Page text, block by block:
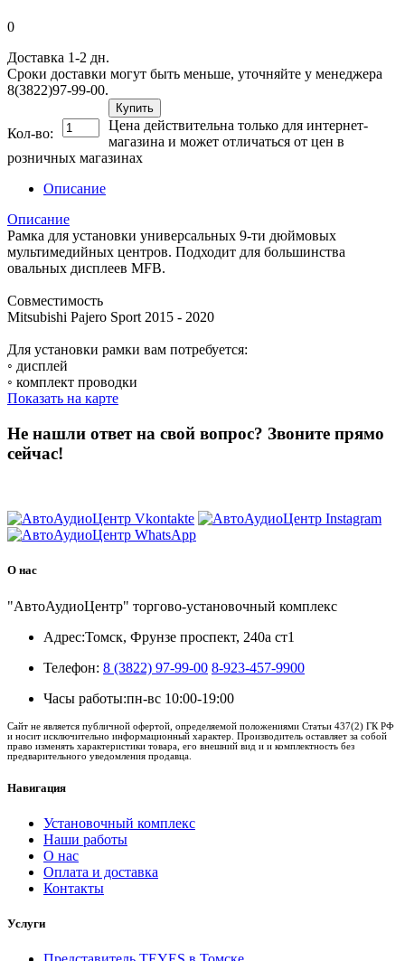
0
Доставка 1-2 дн.
Сроки доставки могут быть меньше, уточняйте у менеджера
8(3822)97-99-00.
Кол-во:
Купить
Цена действительна только для интернет-
магазина и может отличаться от цен в
розничных магазинах
Описание
Описание
Рамка для установки универсальных 9-ти дюймовых
мультимедийных центров. Подходит для большинства
овальных дисплеев MFB.
Совместимость
Mitsubishi Pajero Sport 2015 - 2020
Для установки рамки вам потребуется:
◦ дисплей
◦ комплект проводки
Показать на карте
Не нашли ответ на свой вопрос? Звоните прямо
сейчас!
О нас
"АвтоАудиоЦентр" торгово-установочный комплекс
Адрес:Томск, Фрунзе проспект, 240а ст1
Телефон: 8 (3822) 97-99-00 8-923-457-9900
Часы работы:пн-вс 10:00-19:00
Сайт не является публичной офертой, определяемой положениями Статьи 437(2) ГК РФ
и носит исключительно информационный характер. Производитель оставляет за собой
право изменять характеристики товара, его внешний вид и и комплектность без
предварительного уведомления продавца.
Навигация
Установочный комплекс
Наши работы
О нас
Оплата и доставка
Контакты
Услуги